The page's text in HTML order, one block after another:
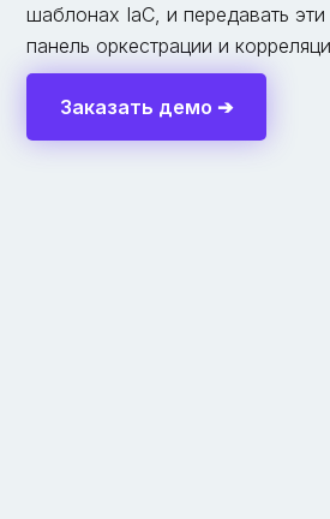
шаблонах IaC, и передавать
панель оркестрации и
Заказать демо ➔